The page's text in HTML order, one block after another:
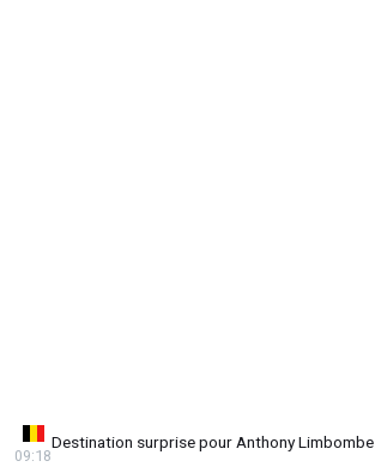
Destination surprise pour Anthony Limbombe
09:18